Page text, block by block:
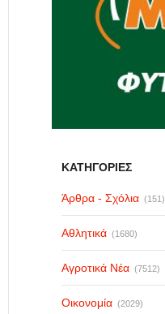
ΚΑΤΗΓΟΡΙΕΣ
Άρθρα - Σχόλια (151)
Αθλητικά (1680)
Αγροτικά Νέα (7512)
Οικονομία (2029)